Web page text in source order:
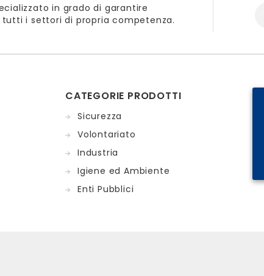
in grado di garantire
i settori di propria competenza.
CATEGORIE PRODOTTI
Sicurezza
Volontariato
Industria
Igiene ed Ambiente
Enti Pubblici